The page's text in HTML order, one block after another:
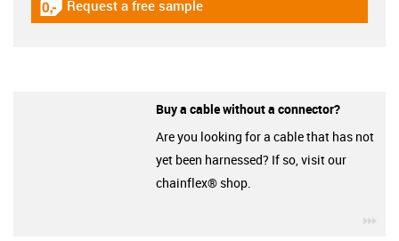
igus-icon-gratismuster
Request a free sample
Buy a cable without a connector?
Are you looking for a cable that has not
yet been harnessed? If so, visit our
chainflex® shop.